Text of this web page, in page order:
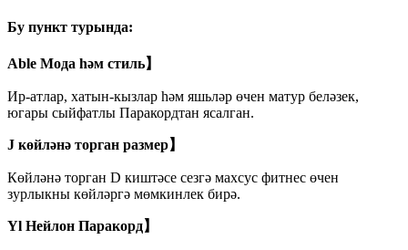
Бу пункт турында:
Able Мода һәм стиль】
Ир-атлар, хатын-кызлар һәм яшьләр өчен матур беләзек,
югары сыйфатлы Паракордтан ясалган.
J көйләнә торган размер】
Көйләнә торган D киштәсе сезгә махсус фитнес өчен
зурлыкны көйләргә мөмкинлек бирә.
Yl Нейлон Паракорд】